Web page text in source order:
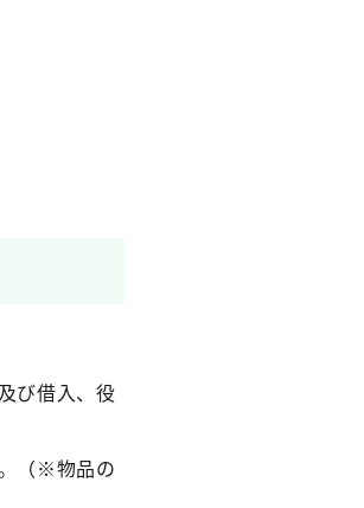
び借入、役
（※物品の